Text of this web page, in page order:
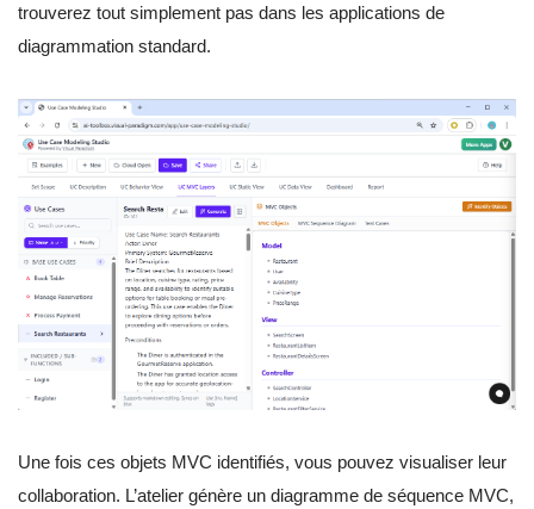
trouverez tout simplement pas dans les applications de
diagrammation standard.
Une fois ces objets MVC identifiés, vous pouvez visualiser leur
collaboration. L’atelier génère un diagramme de séquence MVC,